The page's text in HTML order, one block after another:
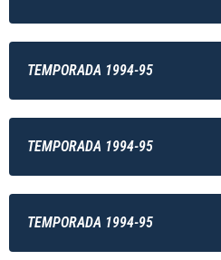
TEMPORADA 1994-95
TEMPORADA 1994-95
TEMPORADA 1994-95